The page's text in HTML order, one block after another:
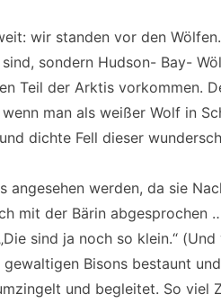
wir standen vor den
sondern Hudson- Bay-
Teil der Arktis vorkommen.
man als weißer Wolf in
dichte Fell dieser
angesehen werden, da sie
mit der Bärin abgesprochen
sind ja noch so klein.“
Bisons bestaunt
und begleitet. So viel